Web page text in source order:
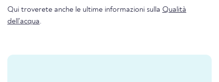
Qui troverete anche le ultime informazioni sulla Qualità
dell'acqua.